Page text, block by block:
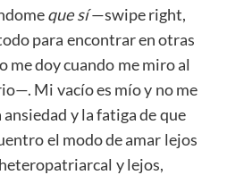
que sí—swipe right,
para encontrar en otras
me doy cuando me miro al
Mi vacío es mío y no me
y la fatiga de que
el modo de amar lejos
y lejos,